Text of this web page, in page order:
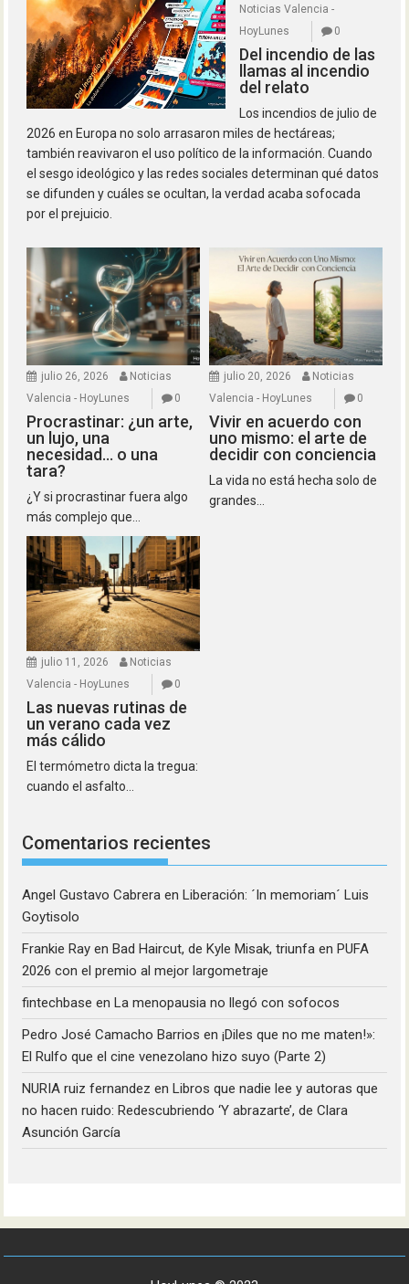
Noticias Valencia -
HoyLunes
0
Del incendio de las
llamas al incendio
del relato
Los incendios de julio de
2026 en Europa no solo arrasaron miles de hectáreas;
también reavivaron el uso político de la información. Cuando
el sesgo ideológico y las redes sociales determinan qué datos
se difunden y cuáles se ocultan, la verdad acaba sofocada
por el prejuicio.
julio 26, 2026
Noticias
Valencia - HoyLunes
0
Procrastinar: ¿un arte,
un lujo, una
necesidad… o una
tara?
¿Y si procrastinar fuera algo
más complejo que...
julio 20, 2026
Noticias
Valencia - HoyLunes
0
Vivir en acuerdo con
uno mismo: el arte de
decidir con conciencia
La vida no está hecha solo de
grandes...
julio 11, 2026
Noticias
Valencia - HoyLunes
0
Las nuevas rutinas de
un verano cada vez
más cálido
El termómetro dicta la tregua:
cuando el asfalto...
Comentarios recientes
Angel Gustavo Cabrera en Liberación: ´In memoriam´ Luis
Goytisolo
Frankie Ray en Bad Haircut, de Kyle Misak, triunfa en PUFA
2026 con el premio al mejor largometraje
fintechbase en La menopausia no llegó con sofocos
Pedro José Camacho Barrios en¡Diles que no me maten!»:
El Rulfo que el cine venezolano hizo suyo (Parte 2)
NURIA ruiz fernandez en Libros que nadie lee y autoras que
no hacen ruido: Redescubriendo ‘Y abrazarte’, de Clara
Asunción García